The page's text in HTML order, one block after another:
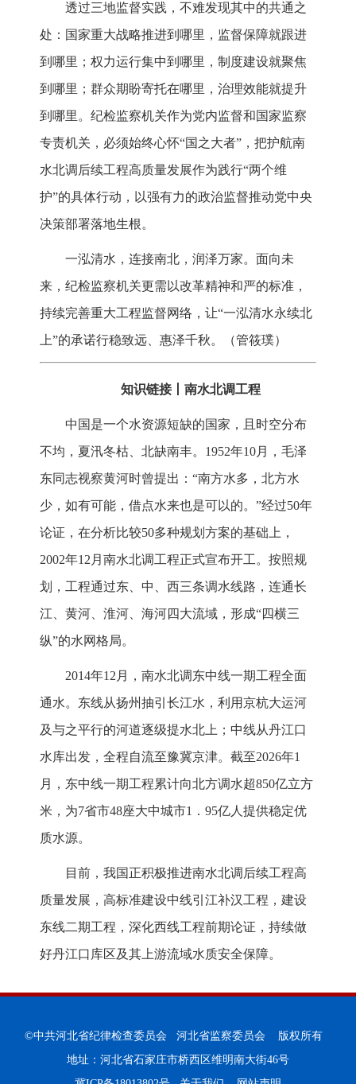
透过三地监督实践，不难发现其中的共通之
处：国家重大战略推进到哪里，监督保障就跟进
到哪里；权力运行集中到哪里，制度建设就聚焦
到哪里；群众期盼寄托在哪里，治理效能就提升
到哪里。纪检监察机关作为党内监督和国家监察
专责机关，必须始终心怀“国之大者”，把护航南
水北调后续工程高质量发展作为践行“两个维
护”的具体行动，以强有力的政治监督推动党中央
决策部署落地生根。
一泓清水，连接南北，润泽万家。面向未
来，纪检监察机关更需以改革精神和严的标准，
持续完善重大工程监督网络，让“一泓清水永续北
上”的承诺行稳致远、惠泽千秋。（管筱璞）
知识链接丨南水北调工程
中国是一个水资源短缺的国家，且时空分布
不均，夏汛冬枯、北缺南丰。1952年10月，毛泽
东同志视察黄河时曾提出：“南方水多，北方水
少，如有可能，借点水来也是可以的。”经过50年
论证，在分析比较50多种规划方案的基础上，
2002年12月南水北调工程正式宣布开工。按照规
划，工程通过东、中、西三条调水线路，连通长
江、黄河、淮河、海河四大流域，形成“四横三
纵”的水网格局。
2014年12月，南水北调东中线一期工程全面
通水。东线从扬州抽引长江水，利用京杭大运河
及与之平行的河道逐级提水北上；中线从丹江口
水库出发，全程自流至豫冀京津。截至2026年1
月，东中线一期工程累计向北方调水超850亿立方
米，为7省市48座大中城市1．95亿人提供稳定优
质水源。
目前，我国正积极推进南水北调后续工程高
质量发展，高标准建设中线引江补汉工程，建设
东线二期工程，深化西线工程前期论证，持续做
好丹江口库区及其上游流域水质安全保障。
©中共河北省纪律检查委员会 河北省监察委员会 版权所有
地址：河北省石家庄市桥西区维明南大街46号